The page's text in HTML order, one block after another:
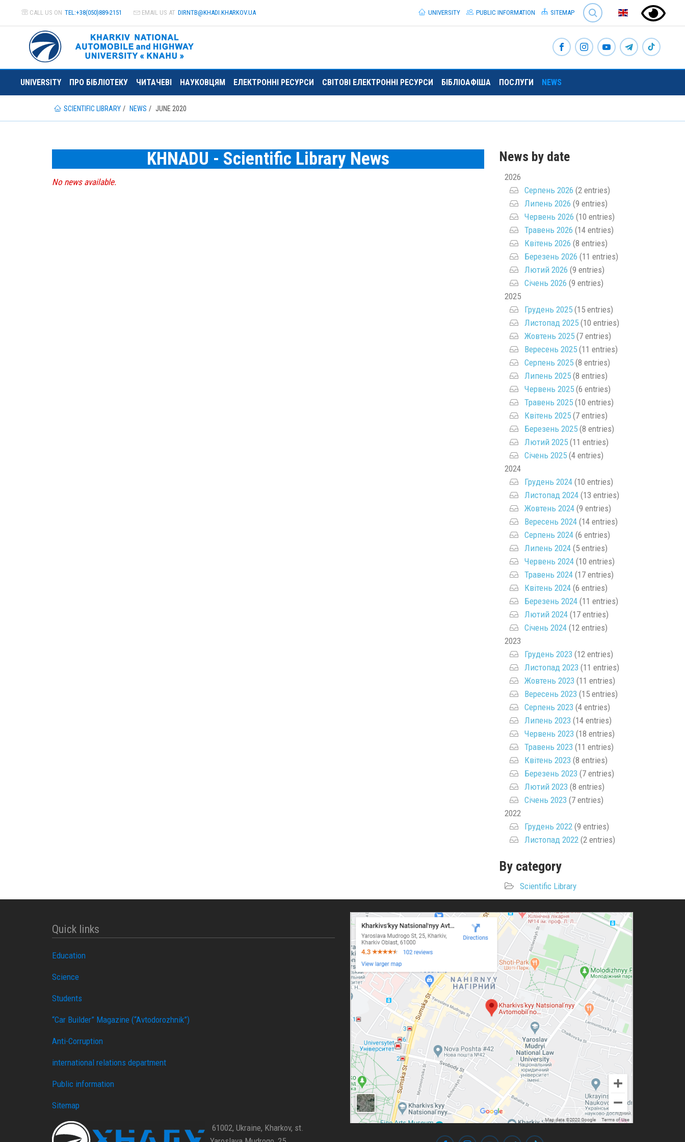
CALL US ON TEL:+38(050)889-2151 EMAIL US AT DIRNTB@KHADI.KHARKOV.UA
SEARCH
UNIVERSITY
PUBLIC INFORMATION SITEMAP
UNIVERSITY ПРО БІБЛІОТЕКУ ЧИТАЧЕВІ НАУКОВЦЯМ ЕЛЕКТРОННІ РЕСУРСИ СВІТОВІ ЕЛЕКТРОННІ РЕСУРСИ БІБЛІОАФІША ПОСЛУГИ NEWS
SCIENTIFIC LIBRARY NEWS JUNE 2020
KHNADU - Scientific Library News
No news available.
News by date
2026
Серпень 2026 (2 entries)
Липень 2026 (9 entries)
Червень 2026 (10 entries)
Травень 2026 (14 entries)
Квітень 2026 (8 entries)
Березень 2026 (11 entries)
Лютий 2026 (9 entries)
Січень 2026 (9 entries)
2025
Грудень 2025(15 entries)
Листопад 2025(10 entries)
Жовтень 2025(7 entries)
Вересень 2025(11 entries)
Серпень 2025(8 entries)
Липень 2025(8 entries)
Червень 2025(6 entries)
Травень 2025(10 entries)
Квітень 2025(7 entries)
Березень 2025(8 entries)
Лютий 2025(11 entries)
Січень 2025(4 entries)
2024
Грудень 2024(10 entries)
Листопад 2024(13 entries)
Жовтень 2024(9 entries)
Вересень 2024(14 entries)
Серпень 2024(6 entries)
Липень 2024(5 entries)
Червень 2024(10 entries)
Травень 2024(17 entries)
Квітень 2024(6 entries)
Березень 2024(11 entries)
Лютий 2024(17 entries)
Січень 2024(12 entries)
2023
Грудень 2023 (12 entries)
Листопад 2023 (11 entries)
Жовтень 2023 (11 entries)
Вересень 2023 (15 entries)
Серпень 2023 (4 entries)
Липень 2023 (14 entries)
Червень 2023 (18 entries)
Травень 2023 (11 entries)
Квітень 2023 (8 entries)
Березень 2023 (7 entries)
Лютий 2023 (8 entries)
Січень 2023 (7 entries)
2022
Грудень 2022(9 entries)
Листопад 2022(2 entries)
By category
Scientific Library
Quick links
Education
Science
Students
“Car Builder” Magazine (“Avtodorozhnik”)
Anti-Corruption
international relations department
Public information
Sitemap
61002, Ukraine, Kharkov, st.